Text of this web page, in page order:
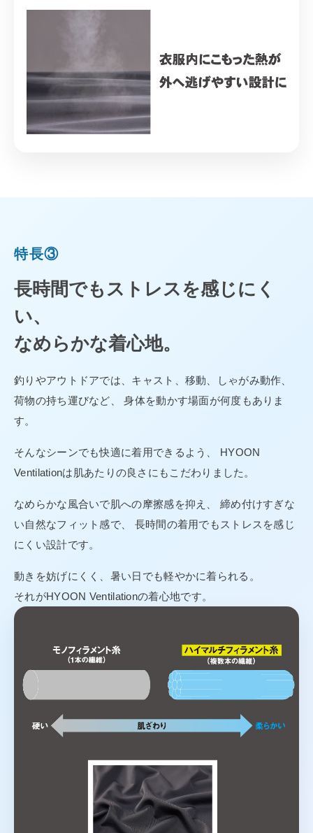
特長③
長時間でもストレスを感じにく
い、
なめらかな着心地。
釣りやアウトドアでは、キャスト、移動、しゃがみ動作、
荷物の持ち運びなど、 身体を動かす場面が何度もありま
す。
そんなシーンでも快適に着用できるよう、 HYOON
Ventilationは肌あたりの良さにもこだわりました。
なめらかな風合いで肌への摩擦感を抑え、 締め付けすぎな
い自然なフィット感で、 長時間の着用でもストレスを感じ
にくい設計です。
動きを妨げにくく、暑い日でも軽やかに着られる。
それがHYOON Ventilationの着心地です。